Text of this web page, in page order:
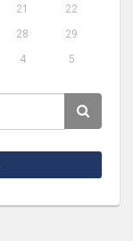
21
22
28
29
4 5